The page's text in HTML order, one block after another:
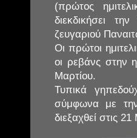
(πρώτος
διεκδικήσει
ζευγαριού
Οι πρώτοι
οι ρεβάνς στην
Μαρτίου.
Τυπικά
σύμφωνα με
διεξαχθεί στις